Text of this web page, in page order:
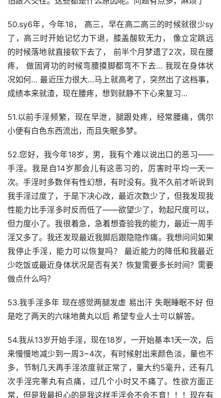
50.sy6年，今年18， 高三，早在高二高三的时候就很少sy
了，高三时开始记忆力下退，膝盖酸软无力， 像立定跳远
的时候落地就直接软下去了， 前半个月梦遗了2次，现在腰
疼， 做固肾功的时候弯腰摸脚都弯不下去… 我现在身体状
况如何… 最近压力很大…马上就高考了，突然出了这档事，
成绩本来就渣，现在腰疼，想到就静不下心来复习…
51.以前手淫频繁，现在早泄，腿跟处疼，经常腰痛，偶尔
小便有白色东西流出，而且失眠多梦。
52.您好，我今年18岁，男，我有个难以说出口的恶习——
手淫。我是自14岁那会儿有这恶习的，厉害时平均一天一
次。手淫时多数伴有性幻想，有时没有。我不久前才听说到
我手淫过度了，于是下决心改，最近次数少了，但我发现我
性能力比手淫多时反而低了——欲望少了，勃起尺度可以，
但力度小了。我很着急，急着想查验我的能力，最近一周手
淫又多了。我还发现最近我脚后跟隐隐作痛。我想问问如果
我停止手淫，能力可以恢复吗？ 最近能力的降低和我最近
少吃饭或最近身体状况是否有关？恢复需要多长时间？需要
做点什么吗？
53.我手淫多年 现在感觉两腿发虚 易出汗 失眠睡眠不好 但
是吃了两天的六味地黄丸以后 希望专业人士可以解答。
54.我从13岁开始手淫，现在18岁，一开始基本1天一次，后
来慢慢地减少到一周3~4次，有时候射出来颜色淡，量也不
多，节制几天再手淫浓度就正常了，量大约5毫升，还有几
次手淫完睾丸有点痛，过几个小时又不痛了。性欲方面正
常，但是我最担心的是我这样手淫会不会不育！！！现在有